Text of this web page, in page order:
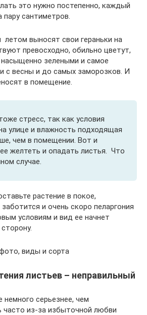
это нужно постепенно, каждый
сантиметров.
выносят свои гераньки на
превосходно, обильно цветут,
насыщенно зелеными и самое
с весны и до самых заморозков. И
в помещение.
стресс, так как условия
улице и влажность подходящая
чем в помещении. Вот и
желтеть и опадать листья. Что
случае.
растение в покое,
и очень скоро пеларгония
условиям и вид ее начнет
виды и сорта
листьев – неправильный
немного серьезнее, чем
из-за избыточной любви